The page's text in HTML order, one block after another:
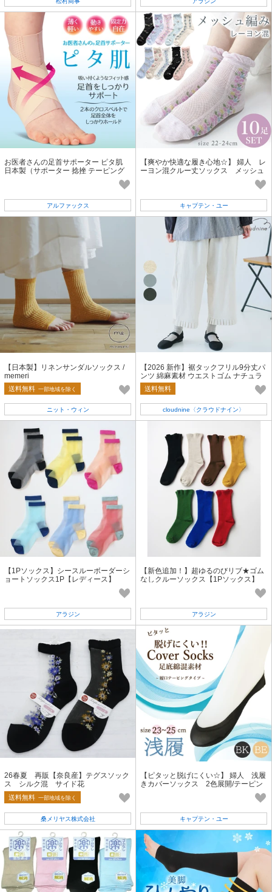
お医者さんの足首サポーター ピタ肌
日本製（サポーター 捻挫 テーピング
アルファックス
【爽やか快適な履き心地☆】 婦人 レ
ーヨン混クルー丈ソックス メッシュ
キャプテン・ユー
【日本製】リネンサンダルソックス /
memeri
送料無料 一部地域を除く
ニット・ウィン
【2026 新作】裾タックフリル9分丈パ
ンツ 綿麻素材 ウエストゴム ナチュラ
ルパンツ 重ね着にも◎
送料無料
cloudnine〈クラウドナイン〉
【1Pソックス】シースルーボーダーシ
ョートソックス1P【レディース】
アラジン
【新色追加！】超ゆるのびリブ★ゴム
なしクルーソックス【1Pソックス】
アラジン
26春夏 再販【奈良産】テグスソック
ス シルク混 サイド花
送料無料 一部地域を除く
桑メリヤス株式会社
【ピタッと脱げにくい☆】 婦人 浅履
きカバーソックス 2色展開/テーピン
キャプテン・ユー